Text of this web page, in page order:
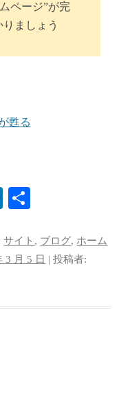
ページ”が完
りましょう
Li
ed
In
サイト , ブログ, ホーム
3 月 5 日 |投稿者: